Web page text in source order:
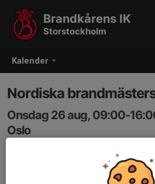
Kalender
Brandkårens IK
Storstockholm
Nordiska
Onsdag 26 aug, 09:00-
Oslo